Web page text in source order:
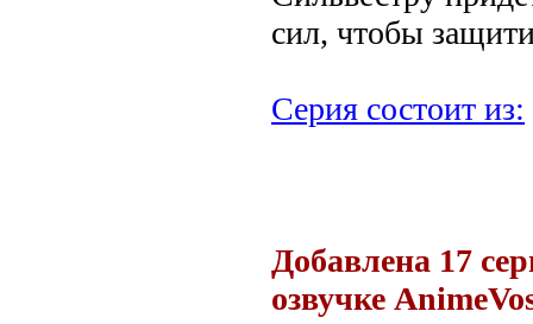
сил, чтобы
Серия состоит из:
Добавлена 17
озвучке